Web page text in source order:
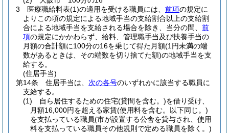
3
医療職給料表(1)の適用を受ける職員には、 前項の規定に
よりこの項の規定による地域手当の支給割合以上の支給割
合による地域手当を支給される場合を除き、当分の間、 前
項の規定にかかわらず、給料、管理職手当及び扶養手当の
月額の合計額に100分の16を乗じて得た月額(1円未満の端
数があるときは、その端数を切り捨てた額)の地域手当を支
給する。
(住居手当)
第14条
住居手当は、 次の各号のいずれかに該当する職員に
支給する。
(1)
自ら居住するための住宅(貸間を含む。)を借り受け、
月額16,000円を超える家賃(使用料を含む。以下同じ。)
を支払っている職員(市が設置する公舎を貸与され、使用
料を支払っている職員その他規則で定める職員を除く。)